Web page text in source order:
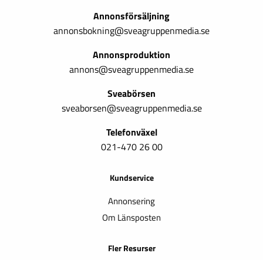
Annonsförsäljning
annonsbokning@sveagruppenmedia.se
Annonsproduktion
annons@sveagruppenmedia.se
Sveabörsen
sveaborsen@sveagruppenmedia.se
Telefonväxel
021-470 26 00
Kundservice
Annonsering
Om Länsposten
Fler Resurser